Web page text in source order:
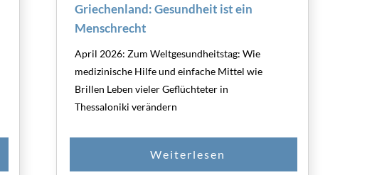
Griechenland: Gesundheit ist ein
Menschrecht
April 2026: Zum Weltgesundheitstag: Wie
medizinische Hilfe und einfache Mittel wie
Brillen Leben vieler Geflüchteter in
Thessaloniki verändern